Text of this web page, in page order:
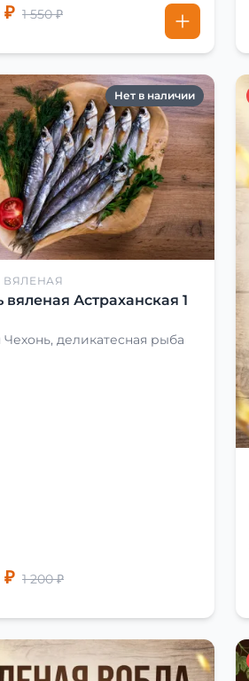
₽ 1 550 ₽
Нет в наличии
ВЯЛЕНАЯ
вяленая Астраханская 1
деликатесная рыба
₽ 1 200 ₽